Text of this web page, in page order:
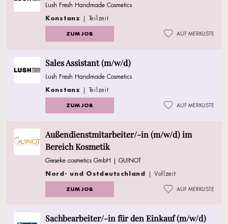
Lush Fresh Handmade Cosmetics
Konstanz | Teilzeit
ZUM JOB AUF MERKLISTE
Sales Assistant (m/w/d)
Lush Fresh Handmade Cosmetics
Konstanz | Teilzeit
ZUM JOB AUF MERKLISTE
Außendienstmitarbeiter/-in (m/w/d) im
Bereich Kosmetik
Gieseke cosmetics GmbH | GUINOT
Nord- und Ostdeutschland | Vollzeit
ZUM JOB AUF MERKLISTE
Sachbearbeiter/-in für den Einkauf (m/w/d)